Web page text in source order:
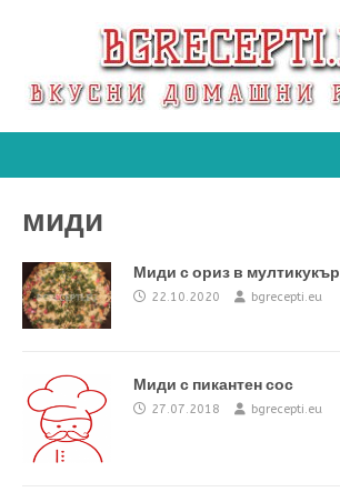
миди
Миди с ориз в мултикукър
22.10.2020 bgrecepti.eu
Миди с пикантен сос
27.07.2018 bgrecepti.eu